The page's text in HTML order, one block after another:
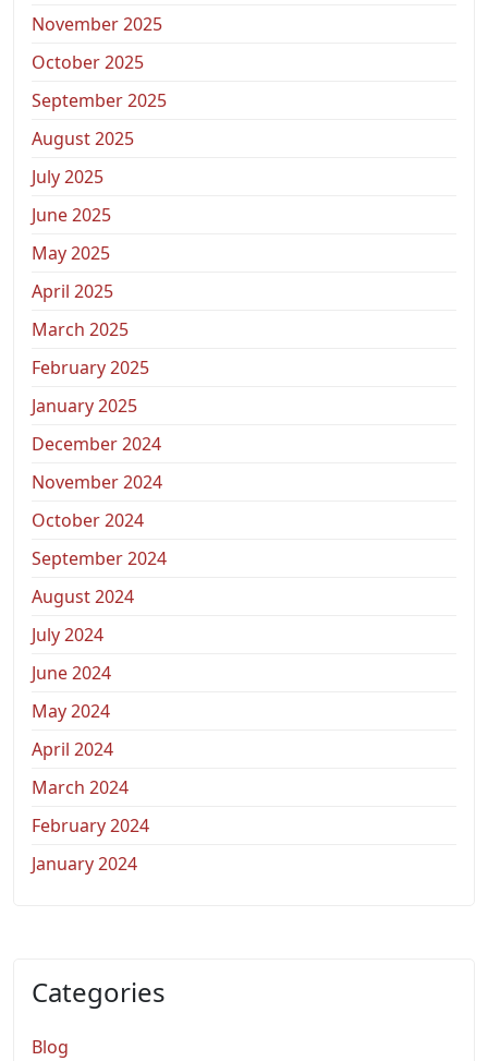
November 2025
October 2025
September 2025
August 2025
July 2025
June 2025
May 2025
April 2025
March 2025
February 2025
January 2025
December 2024
November 2024
October 2024
September 2024
August 2024
July 2024
June 2024
May 2024
April 2024
March 2024
February 2024
January 2024
Categories
Blog